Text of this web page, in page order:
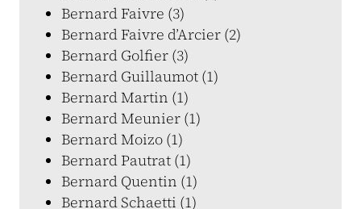
Bernard Faivre (3)
Bernard Faivre d’Arcier (2)
Bernard Golfier (3)
Bernard Guillaumot (1)
Bernard Martin (1)
Bernard Meunier (1)
Bernard Moizo (1)
Bernard Pautrat (1)
Bernard Quentin (1)
Bernard Schaetti (1)